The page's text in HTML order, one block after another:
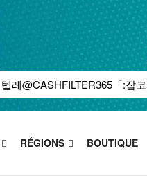
RÉGIONS BOUTIQUE